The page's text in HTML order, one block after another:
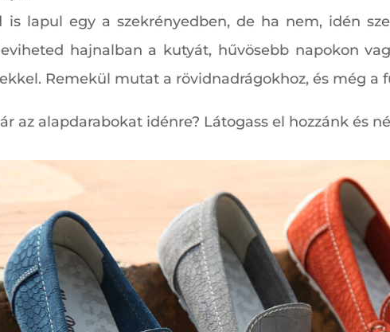
is lapul egy a szekrényedben, de ha nem, idén
hajnalban a kutyát, hűvösebb napokon
Remekül mutat a rövidnadrágokhoz, és még a
az alapdarabokat idénre? Látogass el hozzánk és